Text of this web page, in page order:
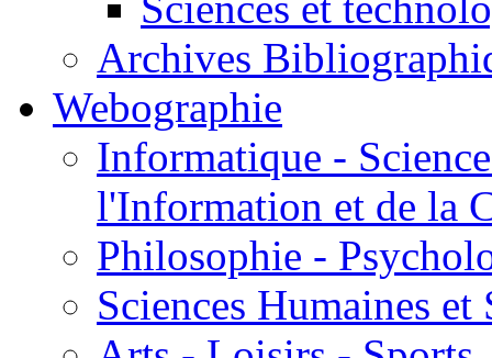
Archives
Webographie
Informatique -
l'Information et de la
Philosophie -
Sciences Humaines et